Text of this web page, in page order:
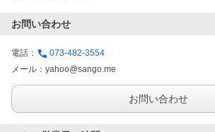
お問い合わせ
電話：
073-482-3554
メール： yahoo@sango.me
お問い合わせ